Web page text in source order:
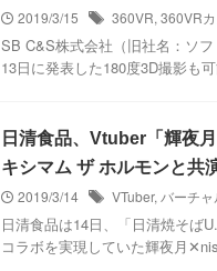
2019/3/15
360VR, 360VR
SB C&S株式会社（旧社名：ソ
13日に発表した180度3D撮影も
日清食品、Vtuber「輝夜
キシマム ザ ホルモンと共
2019/3/14
VTuber, バーチ
日清食品は14日、「日清焼そば
コラボを実現していた輝夜月